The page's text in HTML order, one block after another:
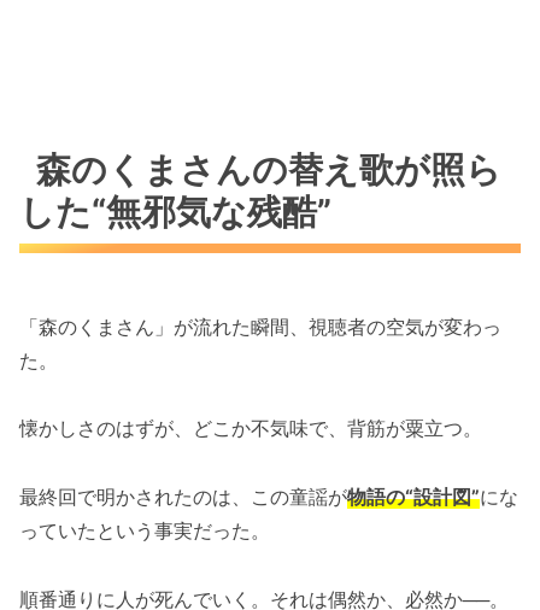
森のくまさんの替え歌が照ら
した“無邪気な残酷”
「森のくまさん」が流れた瞬間、視聴者の空気が変わっ
た。
懐かしさのはずが、どこか不気味で、背筋が粟立つ。
最終回で明かされたのは、この童謡が物語の“設計図”にな
っていたという事実だった。
順番通りに人が死んでいく。それは偶然か、必然か──。